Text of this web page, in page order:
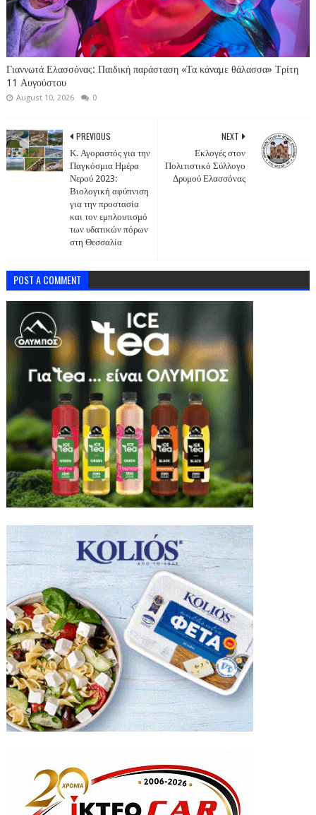
Γιαννωτά Ελασσόνας: Παιδική παράσταση «Τα κάναμε θάλασσα» Τρίτη
11 Αυγούστου
August 10, 2026 0
NEXT
Εκλογές στον
Πολιτιστικό Σύλλογο
Δρυμού Ελασσόνας
PREVIOUS
Κ. Αγοραστός για την
Παγκόσμια Ημέρα
Νερού 2023:
Βιολογική αφύπνιση
για την προστασία
και τον εμπλουτισμό
των υδατικών πόρων
στη Θεσσαλία
POST A COMMENT